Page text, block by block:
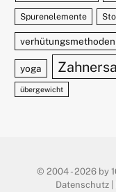
Spurenelemente
verhütungsmethoden
yoga
übergewicht
© 2004 - 2026 by
Datenschutz |